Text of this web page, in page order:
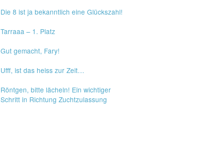
Die 8 ist ja bekanntlich eine Glückszahl!
Tarraaa – 1. Platz
Gut gemacht, Fary!
Ufff, ist das heiss zur Zeit…
Röntgen, bitte lächeln! Ein wichtiger
Schritt in Richtung Zuchtzulassung